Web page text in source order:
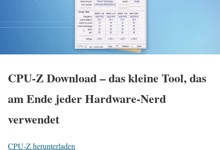
CPU-Z Download – das kleine Tool, das
am Ende jeder Hardware-Nerd
verwendet
CPU-Z herunterladen